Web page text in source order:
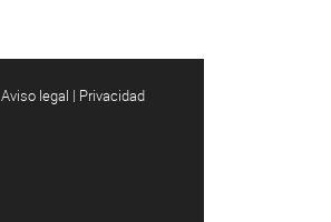
Aviso legal | Privacidad